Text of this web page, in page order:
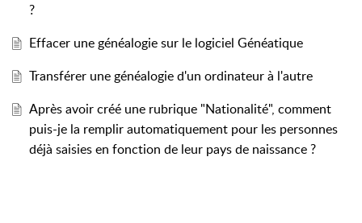
?
Effacer une généalogie sur le logiciel Généatique
Transférer une généalogie d'un ordinateur à l'autre
Après avoir créé une rubrique "Nationalité", comment
puis-je la remplir automatiquement pour les personnes
déjà saisies en fonction de leur pays de naissance ?